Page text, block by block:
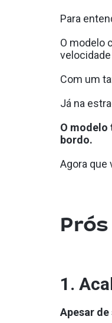
Para
O modelo
Com um
Já na
O
bordo.
Agora que
1.
Apesar